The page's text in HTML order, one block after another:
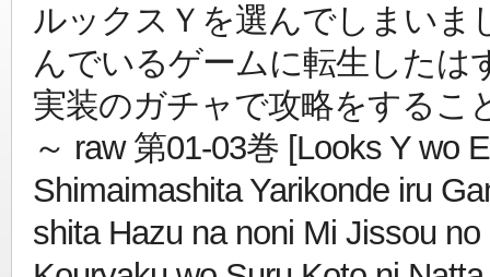
ルックスＹを選んでしまいま
んでいるゲームに転生したは
実装のガチャで攻略をするこ
～ raw 第01-03巻 [Looks Y wo
Shimaimashita Yarikonde iru
shita Hazu na noni Mi Jissou